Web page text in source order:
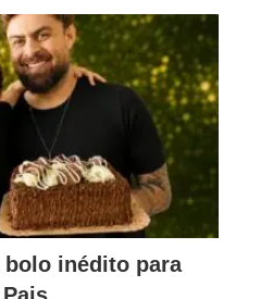
bolo inédito para